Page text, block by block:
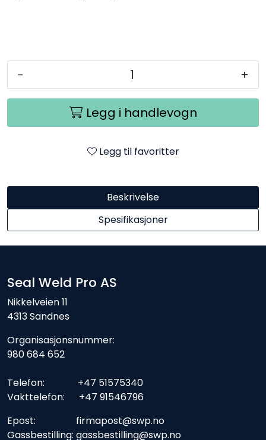
- +
Legg i handlevogn
Legg til favoritter
Beskrivelse
Spesifikasjoner
Seal Weld Pro AS
Nikkelveien 11
4313 Sandnes
Organisasjonsnummer:
980 684 652
Telefon: +47 51575340
Vakttelefon: +47 91546796
Epost: firmapost@swp.no
Gassbestilling: gassbestilling@swp.no